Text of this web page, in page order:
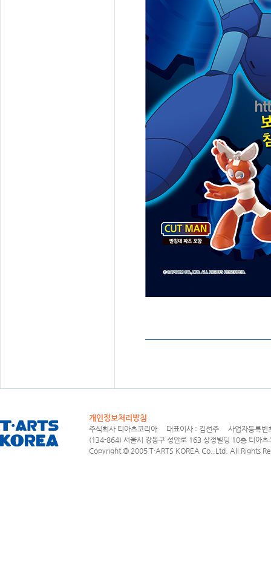
개인정보처리방침
주식회사 티아츠코리아 대표이사 : 김선주 사업자등록
(134-864) 서울시 강동구 성안로 163 상정빌딩 10층
Copyright © 2005 T·ARTS KOREA Co.,Ltd. All Rights